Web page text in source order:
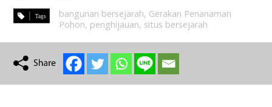
bangunan bersejarah, Gerakan Penanaman
Pohon, penghijauan, situs bersejarah